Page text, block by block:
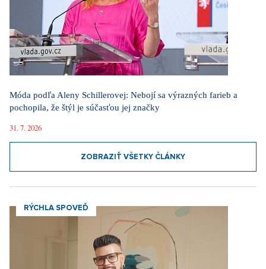
Móda podľa Aleny Schillerovej: Nebojí sa výrazných farieb a
pochopila, že štýl je súčasťou jej značky
31. 7. 2026
ZOBRAZIŤ VŠETKY ČLÁNKY
RÝCHLA SPOVEĎ